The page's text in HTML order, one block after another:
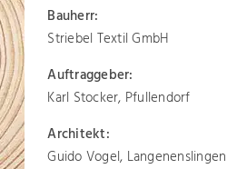
Bauherr:
Striebel Textil GmbH
Auftraggeber:
Karl Stocker, Pfullendorf
Architekt:
Guido Vogel, Langenenslingen